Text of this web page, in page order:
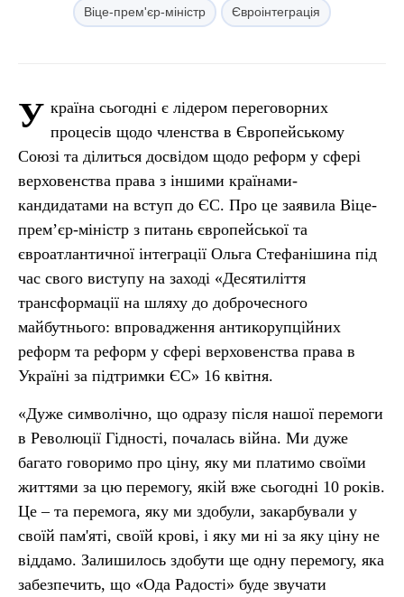
Віце-прем'єр-міністр Євроінтеграція
У країна сьогодні є лідером переговорних
процесів щодо членства в Європейському
Союзі та ділиться досвідом щодо реформ у сфері
верховенства права з іншими країнами-
кандидатами на вступ до ЄС. Про це заявила Віце-
прем’єр-міністр з питань європейської та
євроатлантичної інтеграції Ольга Стефанішина під
час свого виступу на заході «Десятиліття
трансформації на шляху до доброчесного
майбутнього: впровадження антикорупційних
реформ та реформ у сфері верховенства права в
Україні за підтримки ЄС» 16 квітня.
«Дуже символічно, що одразу після нашої перемоги
в Революції Гідності, почалась війна. Ми дуже
багато говоримо про ціну, яку ми платимо своїми
життями за цю перемогу, якій вже сьогодні 10 років.
Це – та перемога, яку ми здобули, закарбували у
своїй пам'яті, своїй крові, і яку ми ні за яку ціну не
віддамо. Залишилось здобути ще одну перемогу, яка
забезпечить, що «Ода Радості» буде звучати